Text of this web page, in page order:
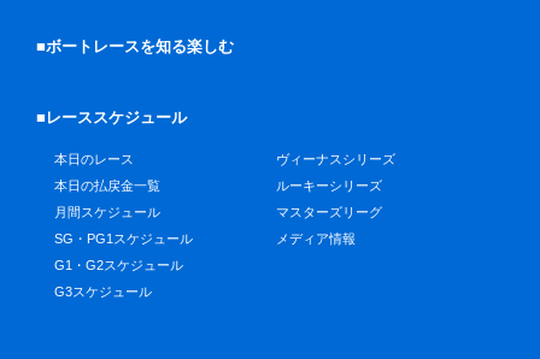
■ボートレースを知る楽しむ
■レーススケジュール
本日のレース
本日の払戻金一覧
月間スケジュール
SG・PG1スケジュール
G1・G2スケジュール
G3スケジュール
ヴィーナスシリーズ
ルーキーシリーズ
マスターズリーグ
メディア情報